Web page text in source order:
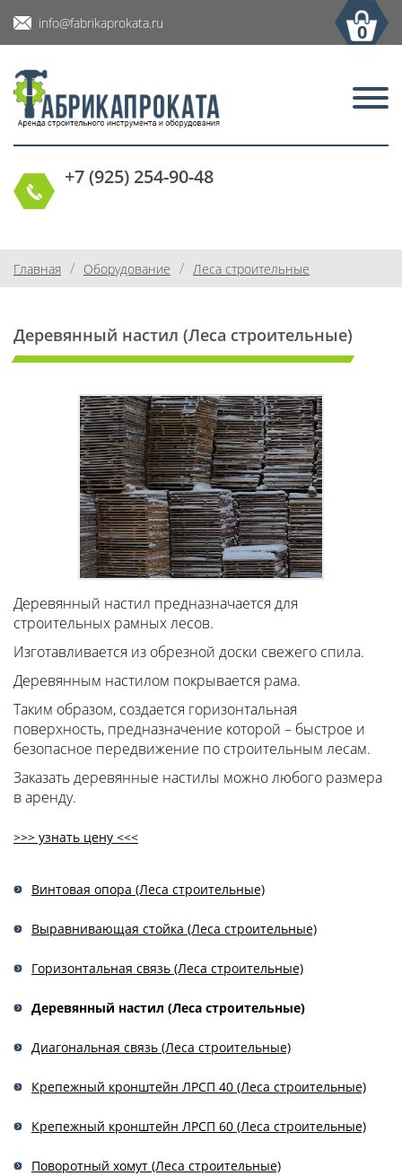
info@fabrikaprokata.ru 0
+7 (925) 254-90-48
Главная / Оборудование / Леса строительные
Деревянный настил (Леса строительные)
Деревянный настил предназначается для
строительных рамных лесов.
Изготавливается из обрезной доски свежего спила.
Деревянным настилом покрывается рама.
Таким образом, создается горизонтальная
поверхность, предназначение которой – быстрое и
безопасное передвижение по строительным лесам.
Заказать деревянные настилы можно любого размера
в аренду.
>>> узнать цену <<<
Винтовая опора (Леса строительные)
Выравнивающая стойка (Леса строительные)
Горизонтальная связь (Леса строительные)
Деревянный настил (Леса строительные)
Диагональная связь (Леса строительные)
Крепежный кронштейн ЛРСП 40 (Леса строительные)
Крепежный кронштейн ЛРСП 60 (Леса строительные)
Поворотный хомут (Леса строительные)